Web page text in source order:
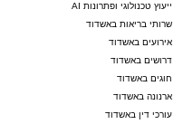
ייעוץ טכנולוגי ופתרונות AI
שרותי בריאות באשדוד
אירועים באשדוד
דרושים באשדוד
חוגים באשדוד
ארנונה באשדוד
עורכי דין באשדוד